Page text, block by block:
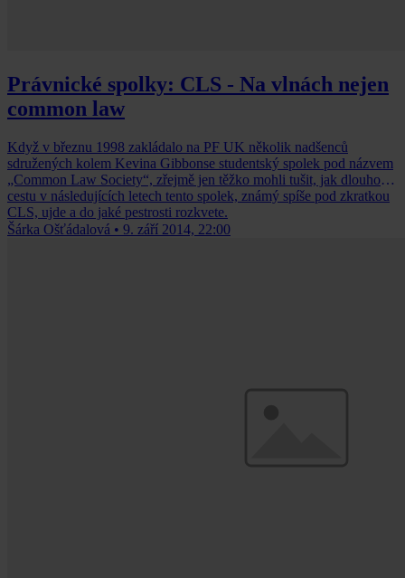
Právnické spolky: CLS - Na vlnách nejen
common law
Když v březnu 1998 zakládalo na PF UK několik nadšenců
sdružených kolem Kevina Gibbonse studentský spolek pod názvem
„Common Law Society“, zřejmě jen těžko mohli tušit, jak dlouhou
cestu v následujících letech tento spolek, známý spíše pod zkratkou
CLS, ujde a do jaké pestrosti rozkvete.
Šárka Ošťádalová • 9. září 2014, 22:00